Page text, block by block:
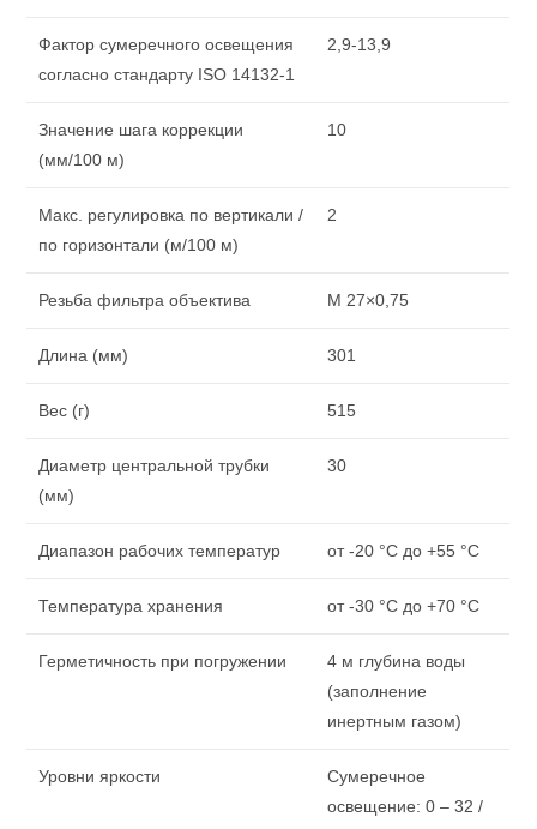
Фактор сумеречного освещения
согласно стандарту ISO 14132-1
2,9-13,9
Значение шага коррекции
(мм/100 м)
10
Макс. регулировка по вертикали /
по горизонтали (м/100 м)
2
Резьба фильтра объектива M 27×0,75
Длина (мм) 301
Вес (г) 515
Диаметр центральной трубки
(мм)
30
Диапазон рабочих температур от -20 °C до +55 °C
Температура хранения от -30 °C до +70 °C
Герметичность при погружении
4 м глубина воды
(заполнение
инертным газом)
Уровни яркости
Сумеречное
освещение: 0 – 32 /